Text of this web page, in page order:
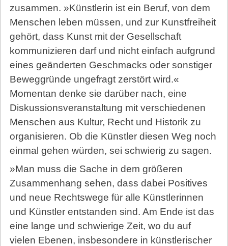
zusammen. »Künstlerin ist ein Beruf, von dem
Menschen leben müssen, und zur Kunstfreiheit
gehört, dass Kunst mit der Gesellschaft
kommunizieren darf und nicht einfach aufgrund
eines geänderten Geschmacks oder sonstiger
Beweggründe ungefragt zerstört wird.«
Momentan denke sie darüber nach, eine
Diskussionsveranstaltung mit verschiedenen
Menschen aus Kultur, Recht und Historik zu
organisieren. Ob die Künstler diesen Weg noch
einmal gehen würden, sei schwierig zu sagen.
»Man muss die Sache in dem größeren
Zusammenhang sehen, dass dabei Positives
und neue Rechtswege für alle Künstlerinnen
und Künstler entstanden sind. Am Ende ist das
eine lange und schwierige Zeit, wo du auf
vielen Ebenen, insbesondere in künstlerischer